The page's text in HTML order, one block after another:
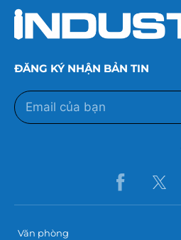
ĐĂNG KÝ NHẬN BẢN TIN
Văn phòng